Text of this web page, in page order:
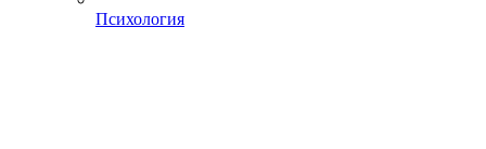
Психология